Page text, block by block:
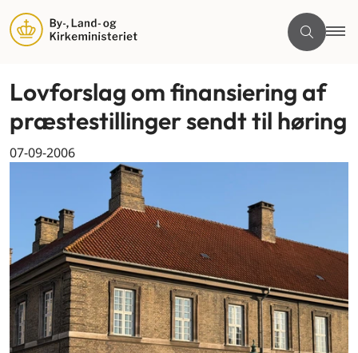
Lovforslag om finansiering af
præstestillinger sendt til høring
07-09-2006